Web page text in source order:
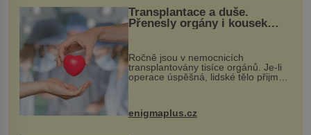
Transplantace a duše.
Přenesly orgány i kousek
Ročně jsou v nemocnicích
transplantovány tisíce orgánů. Je-li
operace úspěšná, lidské tělo přijme
enigmaplus.cz